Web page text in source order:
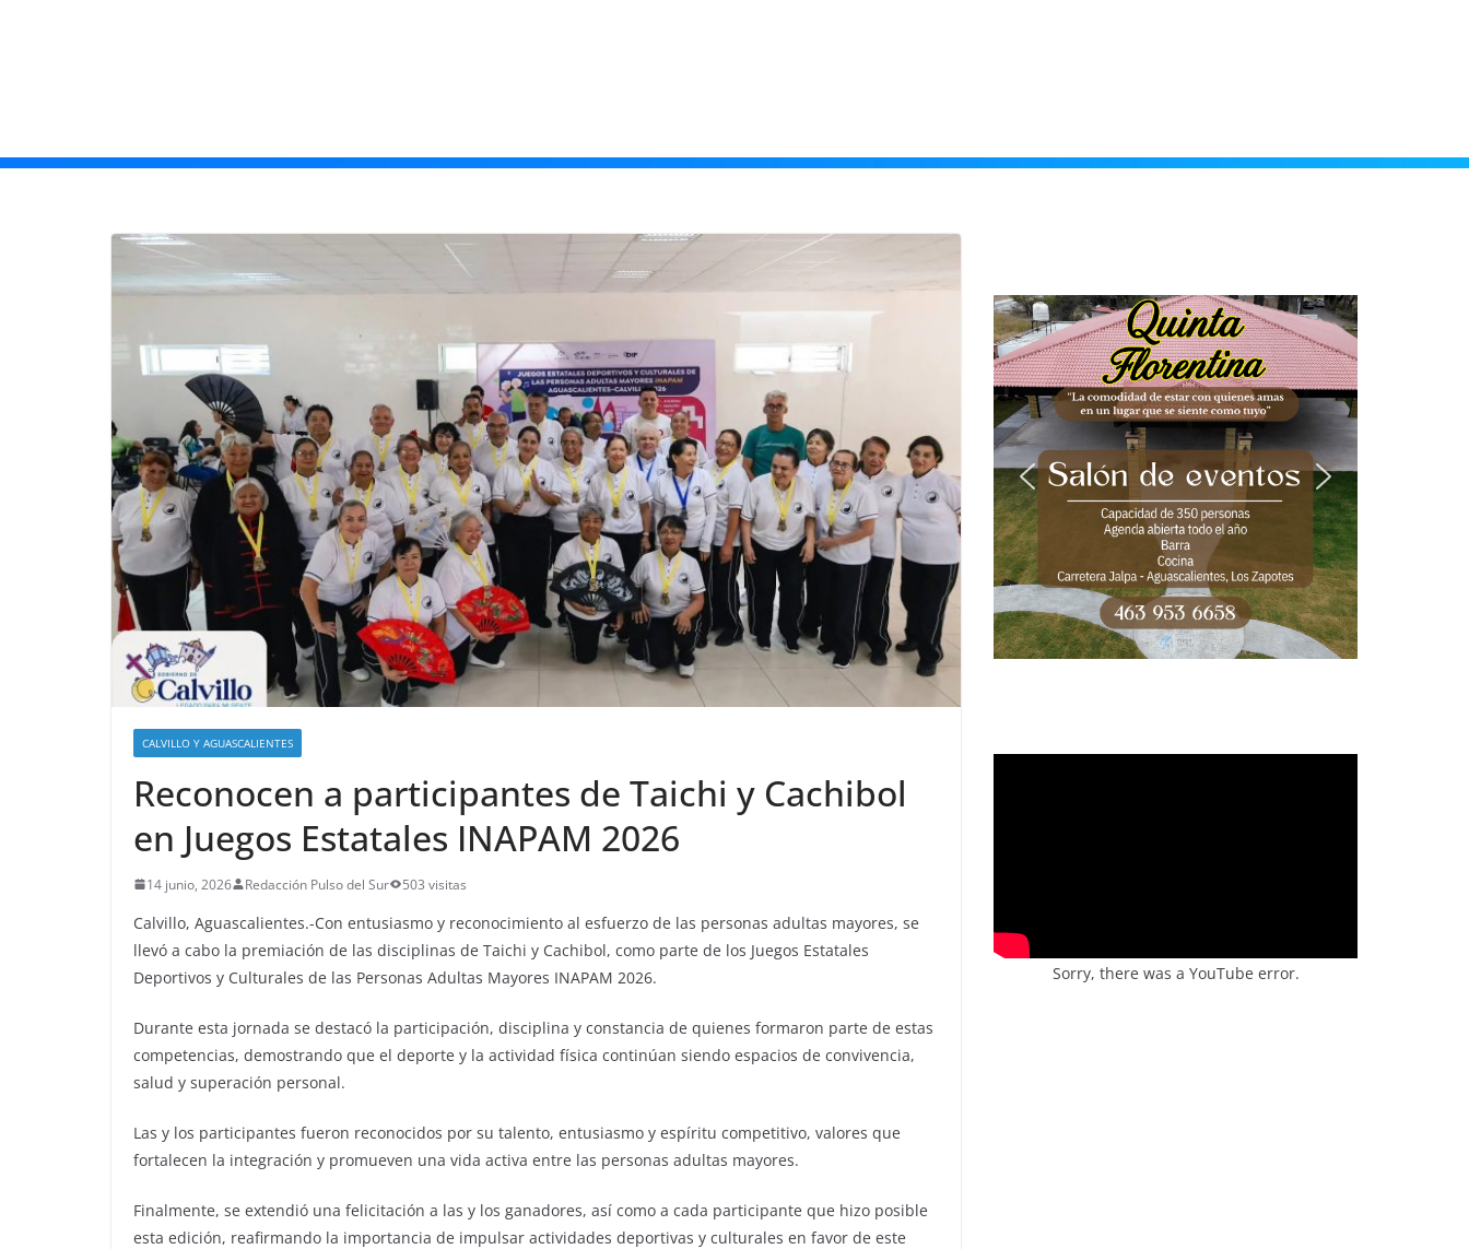
CALVILLO Y AGUASCALIENTES
Reconocen a participantes de Taichi y Cachibol
en Juegos Estatales INAPAM 2026
14 junio, 2026 Redacción Pulso del Sur 503 visitas
Calvillo, Aguascalientes.-Con entusiasmo y reconocimiento al esfuerzo de las personas adultas mayores, se
llevó a cabo la premiación de las disciplinas de Taichi y Cachibol, como parte de los Juegos Estatales
Deportivos y Culturales de las Personas Adultas Mayores INAPAM 2026.
Durante esta jornada se destacó la participación, disciplina y constancia de quienes formaron parte de estas
competencias, demostrando que el deporte y la actividad física continúan siendo espacios de convivencia,
salud y superación personal.
Las y los participantes fueron reconocidos por su talento, entusiasmo y espíritu competitivo, valores que
fortalecen la integración y promueven una vida activa entre las personas adultas mayores.
Finalmente, se extendió una felicitación a las y los ganadores, así como a cada participante que hizo posible
esta edición, reafirmando la importancia de impulsar actividades deportivas y culturales en favor de este
Sorry, there was a YouTube error.